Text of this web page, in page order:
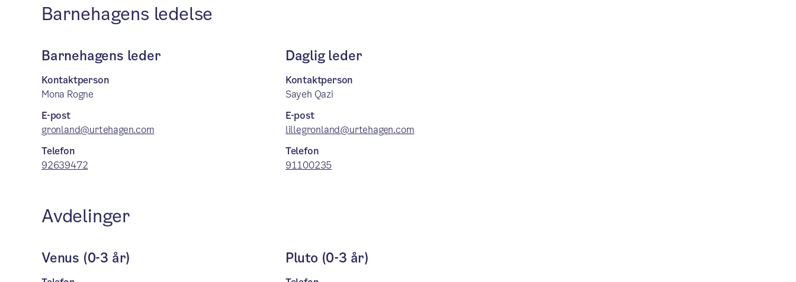
Barnehagens ledelse
Barnehagens leder
Kontaktperson
Mona Rogne
E-post
gronland@urtehagen.com
Telefon
92639472
Daglig leder
Kontaktperson
Sayeh Qazi
E-post
lillegronland@urtehagen.com
Telefon
91100235
Avdelinger
Venus (0-3 år) Pluto (0-3 år)